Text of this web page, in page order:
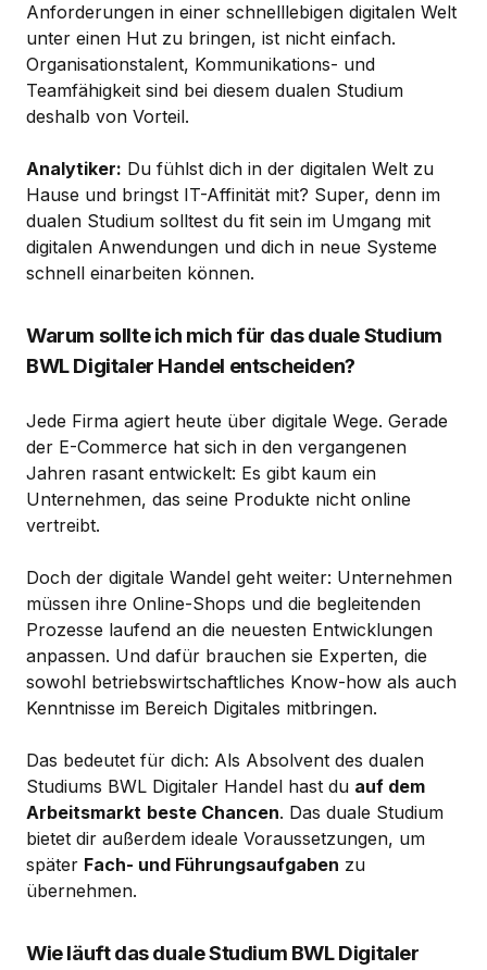
Anforderungen in einer schnelllebigen digitalen Welt
unter einen Hut zu bringen, ist nicht einfach.
Organisationstalent, Kommunikations- und
Teamfähigkeit sind bei diesem dualen Studium
deshalb von Vorteil.
Analytiker: Du fühlst dich in der digitalen Welt zu
Hause und bringst IT-Affinität mit? Super, denn im
dualen Studium solltest du fit sein im Umgang mit
digitalen Anwendungen und dich in neue Systeme
schnell einarbeiten können.
Warum sollte ich mich für das duale Studium
BWL Digitaler Handel entscheiden?
Jede Firma agiert heute über digitale Wege. Gerade
der E-Commerce hat sich in den vergangenen
Jahren rasant entwickelt: Es gibt kaum ein
Unternehmen, das seine Produkte nicht online
vertreibt.
Doch der digitale Wandel geht weiter: Unternehmen
müssen ihre Online-Shops und die begleitenden
Prozesse laufend an die neuesten Entwicklungen
anpassen. Und dafür brauchen sie Experten, die
sowohl betriebswirtschaftliches Know-how als auch
Kenntnisse im Bereich Digitales mitbringen.
Das bedeutet für dich: Als Absolvent des dualen
Studiums BWL Digitaler Handel hast du auf dem
Arbeitsmarkt beste Chancen. Das duale Studium
bietet dir außerdem ideale Voraussetzungen, um
später Fach- und Führungsaufgaben zu
übernehmen.
Wie läuft das duale Studium BWL Digitaler